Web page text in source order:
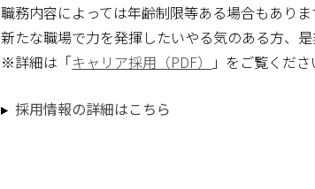
職務内容によっては年齢制限等ある場合もあり
新たな職場で力を発揮したいやる気のある方、是
※詳細は「キャリア採用（PDF） 」をご覧くださ
採用情報の詳細はこちら